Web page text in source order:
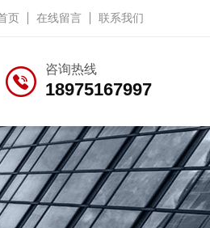
页 在线留言 联系我们
咨询热线
18975167997